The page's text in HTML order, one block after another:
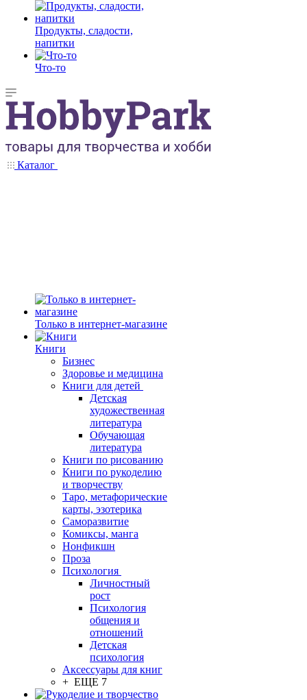
Продукты, сладости,
напитки
Что-то
Каталог
Только в интернет-магазине
Книги
Бизнес
Здоровье и медицина
Книги для детей
Детская
художественная
литература
Обучающая
литература
Книги по рисованию
Книги по рукоделию
и творчеству
Таро, метафорические
карты, эзотерика
Саморазвитие
Комиксы, манга
Нонфикшн
Проза
Психология
Личностный
рост
Психология
общения и
отношений
Детская
психология
Аксессуары для книг
+ ЕЩЕ 7